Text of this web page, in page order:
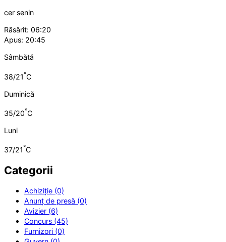
cer senin
Răsărit: 06:20
Apus: 20:45
Sâmbătă
38/21°C
Duminică
35/20°C
Luni
37/21°C
Categorii
Achiziție (0)
Anunț de presă (0)
Avizier (6)
Concurs (45)
Furnizori (0)